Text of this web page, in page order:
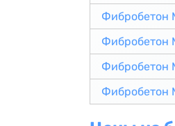
Фибробетон
Фибробетон
Фибробетон
Фибробетон